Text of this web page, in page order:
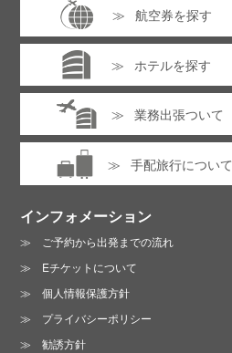
航空券を探す
ホテルを探す
業務出張ついて
手配旅行について
インフォメーション
ご予約から出発までの流れ
Eチケットについて
個人情報保護方針
プライバシーポリシー
勧誘方針